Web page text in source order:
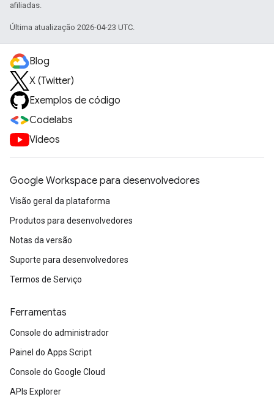
afiliadas.
Última atualização 2026-04-23 UTC.
Blog
X (Twitter)
Exemplos de código
Codelabs
Vídeos
Google Workspace para desenvolvedores
Visão geral da plataforma
Produtos para desenvolvedores
Notas da versão
Suporte para desenvolvedores
Termos de Serviço
Ferramentas
Console do administrador
Painel do Apps Script
Console do Google Cloud
APIs Explorer